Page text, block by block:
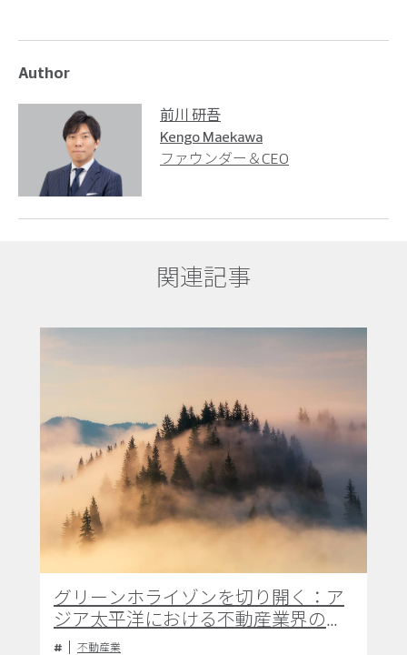
Author
前川 研吾
Kengo Maekawa
ファウンダー＆CEO
関連記事
グリーンホライゾンを切り開く：ア
ジア太平洋における不動産業界の
ESGへの対応
不動産業